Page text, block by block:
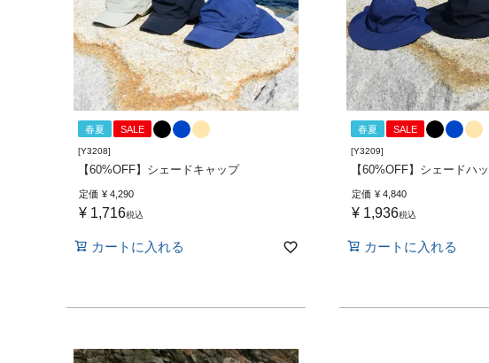
春夏 SALE
[Y3208]
【60%OFF】シェードキャップ
定価 ¥ 4,290
¥ 1,716税込
カートに入れる
春夏 SALE
[Y3209]
【60%OFF】シェードハ
定価 ¥ 4,840
¥ 1,936税込
カートに入れる